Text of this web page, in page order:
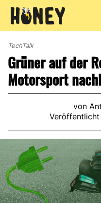
InhaltTechTalk
Grüner auf der
Motorsport
von
Veröffentlicht